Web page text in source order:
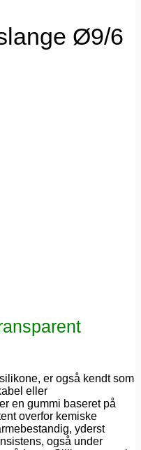
Ø9/6
er også kendt som
eller
en gummi baseret på
overfor kemiske
yderst
også under